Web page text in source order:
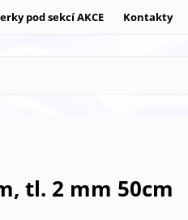
pod sekcí AKCE Kontakty
tl. 2 mm 50cm